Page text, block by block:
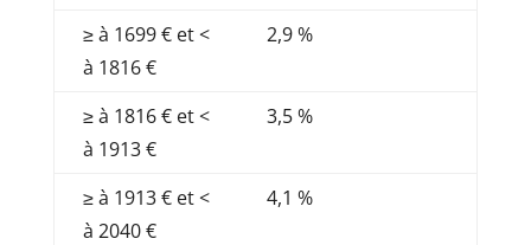
≥ à 1699 € et <
à 1816 €
2,9 %
≥ à 1816 € et <
à 1913 €
3,5 %
≥ à 1913 € et <
à 2040 €
4,1 %